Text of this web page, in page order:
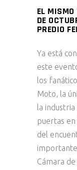
EL
DE
PREDIO
Ya está
este
los
Moto, la
la
puertas en
del
Cámara